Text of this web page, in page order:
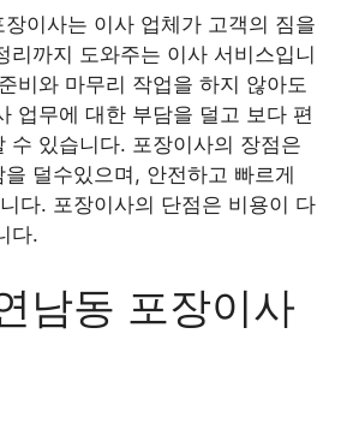
이사는 이사 업체가 고객의 짐을
리까지 도와주는 이사 서비스입니
비와 마무리 작업을 하지 않아도
업무에 대한 부담을 덜고 보다 편
수 있습니다. 포장이사의 장점은
덜수있으며, 안전하고 빠르게
다. 포장이사의 단점은 비용이 다
다.
남동 포장이사